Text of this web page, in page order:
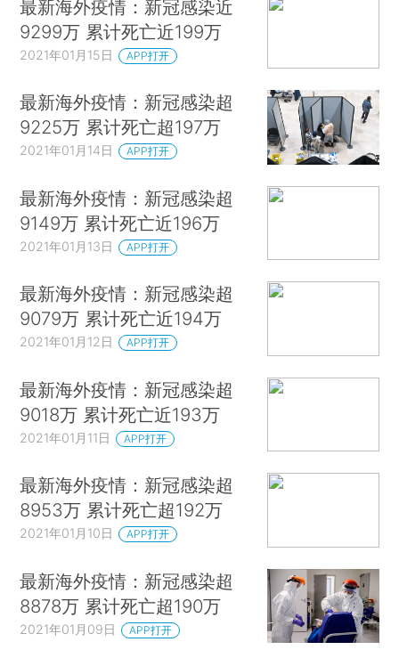
最新海外疫情：新冠感染近
9299万 累计死亡近199万
2021年01月15日 APP打开
最新海外疫情：新冠感染超
9225万 累计死亡超197万
2021年01月14日 APP打开
最新海外疫情：新冠感染超
9149万 累计死亡近196万
2021年01月13日 APP打开
最新海外疫情：新冠感染超
9079万 累计死亡近194万
2021年01月12日 APP打开
最新海外疫情：新冠感染超
9018万 累计死亡近193万
2021年01月11日 APP打开
最新海外疫情：新冠感染超
8953万 累计死亡超192万
2021年01月10日 APP打开
最新海外疫情：新冠感染超
8878万 累计死亡超190万
2021年01月09日 APP打开